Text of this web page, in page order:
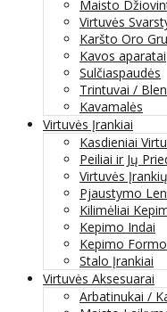
Maisto
Virtuvės
Karšto Oro
Kavos aparatai
Sulčiaspaudės
Trintuvai /
Kavamalės
Virtuvės Įrankiai
Kasdieniai
Peiliai ir Jų
Virtuvės
Pjaustymo
Kilimėliai
Kepimo Indai
Kepimo
Stalo Įrankiai
Virtuvės Aksesuarai
Arbatinukai /